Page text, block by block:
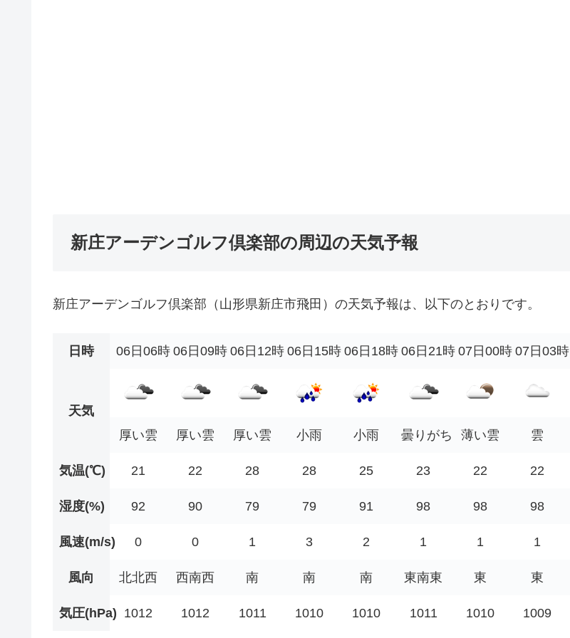
新庄アーデンゴルフ倶楽部の周辺の天気予報
新庄アーデンゴルフ倶楽部（山形県新庄市飛田）の天気予報は、以下のとおりです。
日時 06日06時 06日09時 06日12時 06日15時 06日18時 06日21時 07日00時 07日03時
天気
厚い雲
厚い雲 厚い雲 小雨 小雨 曇りがち 薄い雲 雲
気温(℃) 21 22 28 28 25 23 22 22
湿度(%) 92 90 79 79 91 98 98 98
風速(m/s) 0 0 1 3 2 1 1 1
風向 北北西 西南西 南 南 南 東南東 東 東
気圧(hPa) 1012 1012 1011 1010 1010 1011 1010 1009